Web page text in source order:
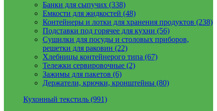
Банки для сыпучих (338)
Емкости для жидкостей (48)
Контейнеры и лотки для хранения продуктов (238)
Подставки под горячее для кухни (56)
Сушилки для посуды и столовых приборов,
решетки для раковин (22)
Хлебницы контейнерого типа (67)
Тележки сервировочные (2)
Зажимы для пакетов (6)
Держатели, крючки, кронштейны (80)
Кухонный текстиль (991)